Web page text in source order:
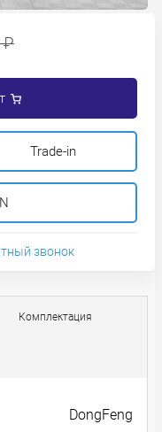
₽
Trade-in
звонок
Комплектация
DongFeng